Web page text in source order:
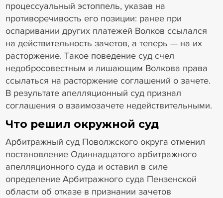
процессуальный эстоппель, указав на
противоречивость его позиции: ранее при
оспаривании других платежей Волков ссылался
на действительность зачетов, а теперь — на их
расторжение. Такое поведение суд счел
недобросовестным и лишающим Волкова права
ссылаться на расторжение соглашений о зачете.
В результате апелляционный суд признал
соглашения о взаимозачете недействительными.
Что решил окружной суд
Арбитражный суд Поволжского округа отменил
постановление Одиннадцатого арбитражного
апелляционного суда и оставил в силе
определение Арбитражного суда Пензенской
области об отказе в признании зачетов